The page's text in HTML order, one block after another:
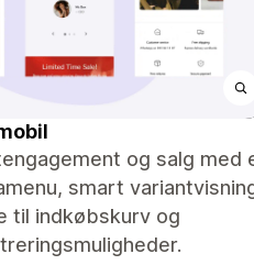
og salg med
smart
til indkøbskurv og